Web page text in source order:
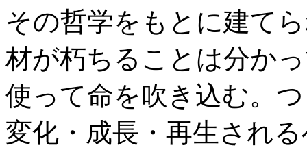
その哲学をもとに建て
材が朽ちることは分か
使って命を吹き込む。
変化・成長・再生され